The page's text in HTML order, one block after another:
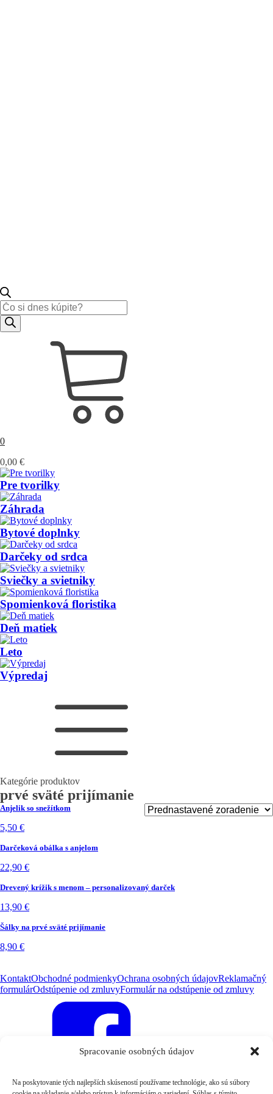
Spracovanie osobných údajov
Na poskytovanie tých najlepších skúseností používame technológie, ako sú súbory
Products
search
0
0,00 €
Pre tvorilky
Záhrada
Bytové doplnky
Darčeky od srdca
Sviečky a svietniky
Spomienková floristika
Deň matiek
Leto
Výpredaj
Kategórie produktov
prvé sväté prijímanie
Anjelik so snežítkom
5,50 €
Darčeková obálka s anjelom
22,90 €
Drevený krížik s menom – personalizovaný darček
13,90 €
Šálky na prvé sväté prijímanie
8,90 €
KontaktObchodné podmienkyOchrana osobných údajovReklamačný
formulárOdstúpenie od zmluvyFormulár na odstúpenie od zmluvy